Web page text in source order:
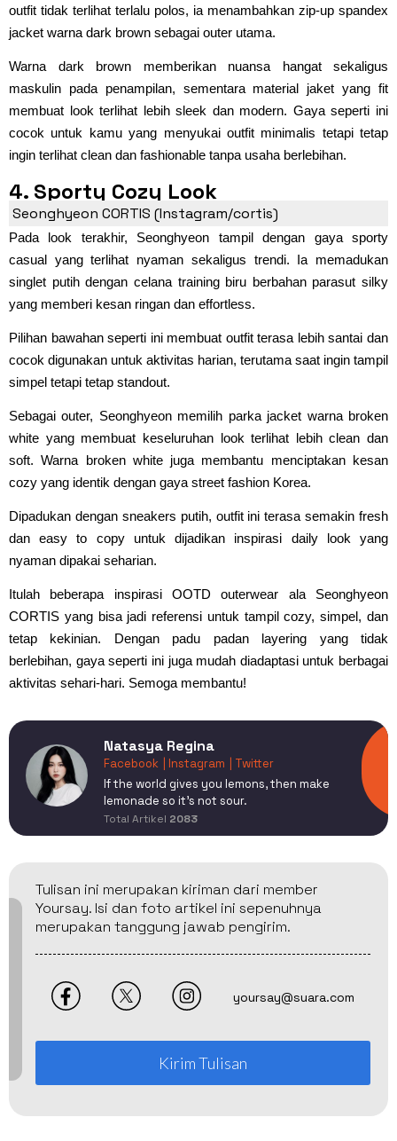
outfit tidak terlihat terlalu polos, ia menambahkan zip-up spandex
jacket warna dark brown sebagai outer utama.
Warna dark brown memberikan nuansa hangat sekaligus
maskulin pada penampilan, sementara material jaket yang fit
membuat look terlihat lebih sleek dan modern. Gaya seperti ini
cocok untuk kamu yang menyukai outfit minimalis tetapi tetap
ingin terlihat clean dan fashionable tanpa usaha berlebihan.
4. Sporty Cozy Look
Seonghyeon CORTIS (Instagram/cortis)
Pada look terakhir, Seonghyeon tampil dengan gaya sporty
casual yang terlihat nyaman sekaligus trendi. Ia memadukan
singlet putih dengan celana training biru berbahan parasut silky
yang memberi kesan ringan dan effortless.
Pilihan bawahan seperti ini membuat outfit terasa lebih santai dan
cocok digunakan untuk aktivitas harian, terutama saat ingin tampil
simpel tetapi tetap standout.
Sebagai outer, Seonghyeon memilih parka jacket warna broken
white yang membuat keseluruhan look terlihat lebih clean dan
soft. Warna broken white juga membantu menciptakan kesan
cozy yang identik dengan gaya street fashion Korea.
Dipadukan dengan sneakers putih, outfit ini terasa semakin fresh
dan easy to copy untuk dijadikan inspirasi daily look yang
nyaman dipakai seharian.
Itulah beberapa inspirasi OOTD outerwear ala Seonghyeon
CORTIS yang bisa jadi referensi untuk tampil cozy, simpel, dan
tetap kekinian. Dengan padu padan layering yang tidak
berlebihan, gaya seperti ini juga mudah diadaptasi untuk berbagai
aktivitas sehari-hari. Semoga membantu!
Natasya Regina
Facebook | Instagram
| Twitter
If the world gives you lemons, then make
lemonade so it's not sour.
Total Artikel 2083
Tulisan ini merupakan kiriman dari member
Yoursay. Isi dan foto artikel ini sepenuhnya
merupakan tanggung jawab pengirim.
yoursay@suara.com
Kirim Tulisan